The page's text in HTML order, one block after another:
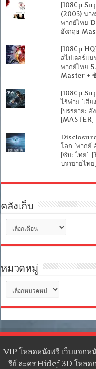
[1080p
(2006) นาง
พากย์ไทย
อังกฤษ
[1080p
สไปเดอร์แม
พากย์ไทย
Master +
[1080p
ไร้พ่าย [เสี
[บรรยาย:
[MASTER]
Disclosure
โลก [พากย์
[ซับ: ไทย]-
บรรยายไท
คลังเก็บ
คลัง
เก็บ
หมวดหมู่
หมวด
หมู่
VIP โหลดหนังฟรี เว็บแจกห
รีย์ ละคร Hidef 3D โหลด